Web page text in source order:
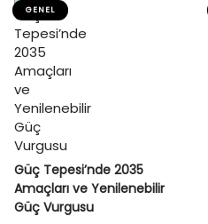
GENEL
Güç Tepesi’nde 2035
Amaçları ve Yenilenebilir
Güç Vurgusu